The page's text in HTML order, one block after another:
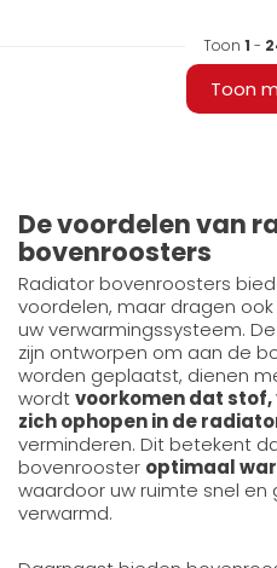
Toon 1 -
Toon
De voordelen van
bovenroosters
Radiator bovenroosters
voordelen, maar dragen
uw verwarmingssysteem.
zijn ontworpen om aan de
worden geplaatst, dienen
wordtvoorkomen dat
zich ophopen in de
verminderen. Dit betekent
bovenrooster optimaal
waardoor uw ruimte snel en
verwarmd.